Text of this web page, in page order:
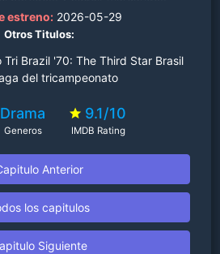
estreno:2026-05-29
Otros Titulos:
Tri Brazil '70: The Third Star Brasil
del tricampeonato
Drama
Generos
9.1/10
IMDB Rating
Anterior
los capitulos
Siguiente